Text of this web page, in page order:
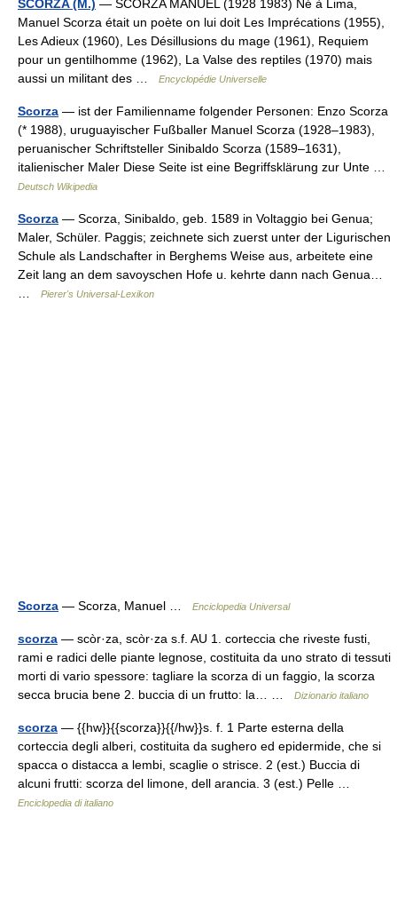
SCORZA (M.) — SCORZA MANUEL (1928 1983) Né à Lima,
Manuel Scorza était un poète on lui doit Les Imprécations (1955),
Les Adieux (1960), Les Désillusions du mage (1961), Requiem
pour un gentilhomme (1962), La Valse des reptiles (1970) mais
aussi un militant des …
Encyclopédie Universelle
Scorza — ist der Familienname folgender Personen: Enzo Scorza
(* 1988), uruguayischer Fußballer Manuel Scorza (1928–1983),
peruanischer Schriftsteller Sinibaldo Scorza (1589–1631),
italienischer Maler Diese Seite ist eine Begriffsklärung zur Unte …
Deutsch Wikipedia
Scorza — Scorza, Sinibaldo, geb. 1589 in Voltaggio bei Genua;
Maler, Schüler. Paggis; zeichnete sich zuerst unter der Ligurischen
Schule als Landschafter in Berghems Weise aus, arbeitete eine
Zeit lang an dem savoyschen Hofe u. kehrte dann nach Genua…
Pierer's Universal-Lexikon
Scorza — Scorza, Manuel … Enciclopedia Universal
scorza — scòr·za, scòr·za s.f. AU 1. corteccia che riveste fusti,
rami e radici delle piante legnose, costituita da uno strato di tessuti
morti di vario spessore: tagliare la scorza di un faggio, la scorza
secca brucia bene 2. buccia di un frutto: la… …
Dizionario italiano
scorza — {{hw}}{{scorza}}{{/hw}}s. f. 1 Parte esterna della
corteccia degli alberi, costituita da sughero ed epidermide, che si
spacca o distacca a lembi, scaglie o strisce. 2 (est.) Buccia di
alcuni frutti: scorza del limone, dell arancia. 3 (est.) Pelle …
Enciclopedia di italiano